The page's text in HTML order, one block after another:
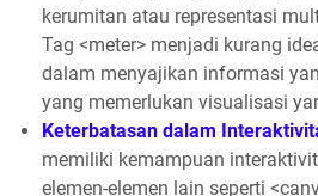
kerumitan atau representasi
Tag <meter> menjadi kurang
dalam menyajikan informasi
yang memerlukan visualisasi
Keterbatasan dalam
memiliki kemampuan
elemen-elemen lain seperti